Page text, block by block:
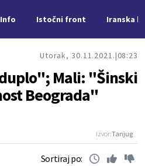
Info Istočni front Iranska
Utorak, 30.11.2021. 08:23
Mali: "Šinski
Beograda"
Izvor:Tanjug
Sortiraj po: